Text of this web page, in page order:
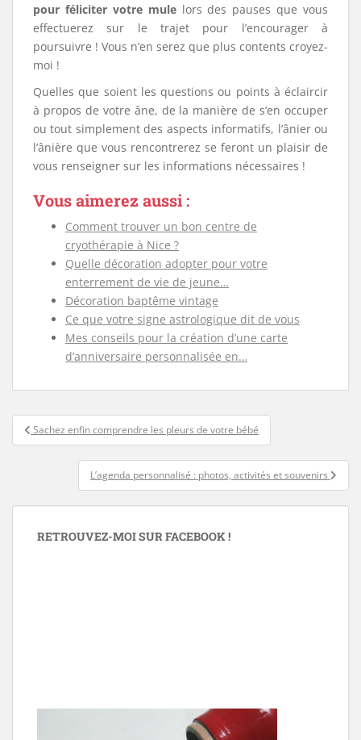
pour féliciter votre mulelors des pauses que vous
effectuerez sur le trajet pour l’encourager à
poursuivre ! Vous n’en serez que plus contents croyez-
moi !
Quelles que soient les questions ou points à éclaircir
à propos de votre âne, de la manière de s’en occuper
ou tout simplement des aspects informatifs, l’ânier ou
l’ânière que vous rencontrerez se feront un plaisir de
vous renseigner sur les informations nécessaires !
Vous aimerez aussi :
Comment trouver un bon centre de
cryothérapie à Nice ?
Quelle décoration adopter pour votre
enterrement de vie de jeune…
Décoration baptême vintage
Ce que votre signe astrologique dit de vous
Mes conseils pour la création d’une carte
d’anniversaire personnalisée en…
Navigation
de
l’article
Sachez enfin comprendre les pleurs de votre bébé
L’agenda personnalisé : photos, activités et souvenirs
RETROUVEZ-MOI SUR FACEBOOK !